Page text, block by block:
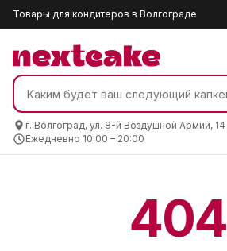
Товары для кондитеров в Волгограде
г. Волгоград, ул. 8-й Воздушной Армии, 14
Ежедневно 10:00 – 20:00
404